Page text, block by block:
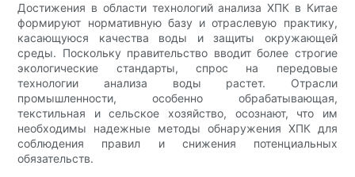
Достижения в области технологий анализа ХПК в Китае
формируют нормативную базу и отраслевую практику,
касающуюся качества воды и защиты окружающей
среды. Поскольку правительство вводит более строгие
экологические стандарты, спрос на передовые
технологии анализа воды растет. Отрасли
промышленности, особенно обрабатывающая,
текстильная и сельское хозяйство, осознают, что им
необходимы надежные методы обнаружения ХПК для
соблюдения правил и снижения потенциальных
обязательств.